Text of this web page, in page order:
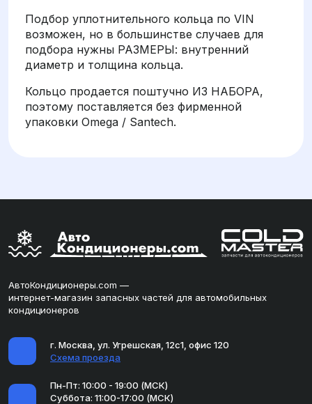
Подбор уплотнительного кольца по VIN
возможен, но в большинстве случаев для
подбора нужны РАЗМЕРЫ: внутренний
диаметр и толщина кольца.
Кольцо продается поштучно ИЗ НАБОРА,
поэтому поставляется без фирменной
упаковки Omega / Santech.
АвтоКондиционеры.com —
интернет-магазин запасных частей для автомобильных
кондиционеров
г. Москва, ул. Угрешская, 12с1, офис 120
Схема проезда
Пн-Пт: 10:00 - 19:00 (МСК)
Суббота: 11:00-17:00 (МСК)